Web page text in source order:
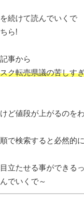
続けて読んでいくで
ら!
事から
ク転売県議の苦し
ど値段が上がるのを
で検索すると必然的
立たせる事ができる
でいくで～